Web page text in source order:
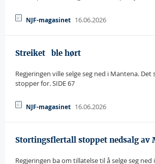
NJF-magasinet 16.06.2026
Streiket   ble hørt
Regjeringen ville selge seg ned i Mantena.
stopper for. SIDE 67
NJF-magasinet 16.06.2026
Stortingsflertall stoppet nedsalg av
Regjeringen ba om tillatelse til å selge seg